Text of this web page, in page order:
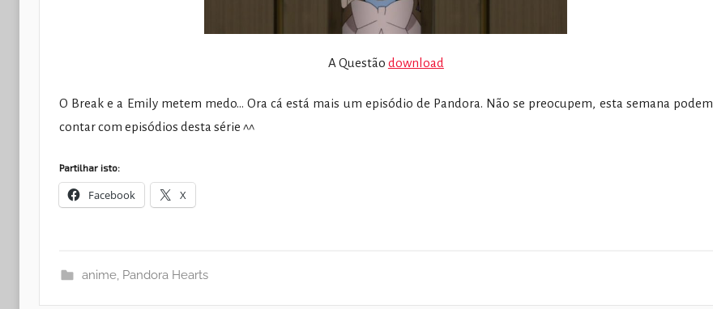
A Questão download
O Break e a Emily metem medo… Ora cá está mais um episódio de Pandora. Não se preocupem, esta semana podem
contar com episódios desta série ^^
Partilhar isto:
Facebook X
anime, Pandora Hearts